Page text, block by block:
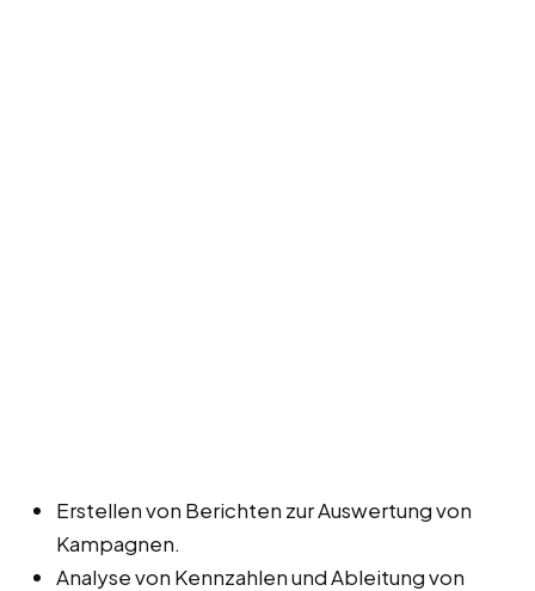
Erstellen von Berichten zur Auswertung von
Kampagnen.
Analyse von Kennzahlen und Ableitung von